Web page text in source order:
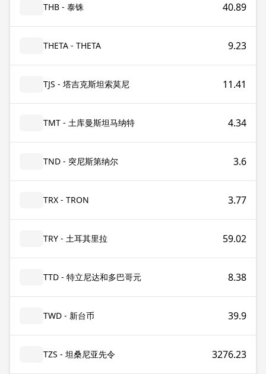
THB - 泰铢 40.89
THETA - THETA 9.23
TJS - 塔吉克斯坦索莫尼 11.41
TMT - 土库曼斯坦马纳特 4.34
TND - 突尼斯第纳尔 3.6
TRX - TRON 3.77
TRY - 土耳其里拉 59.02
TTD - 特立尼达和多巴哥元 8.38
TWD - 新台币 39.9
TZS - 坦桑尼亚先令 3276.23